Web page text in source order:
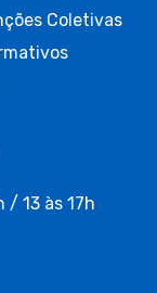
Coletivas
/ 13 às 17h